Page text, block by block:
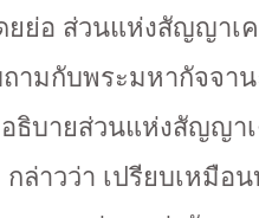
ยย่อ ส่วนแห่งสัญญาเ
ามกับพระมหากัจจา
ธิบายส่วนแห่งสัญญา
ล่าวว่า เปรียบเหมือ